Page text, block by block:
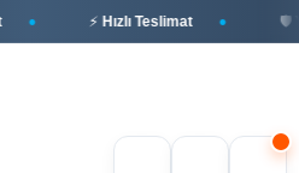
⚡ Hızlı Teslimat 🛡️